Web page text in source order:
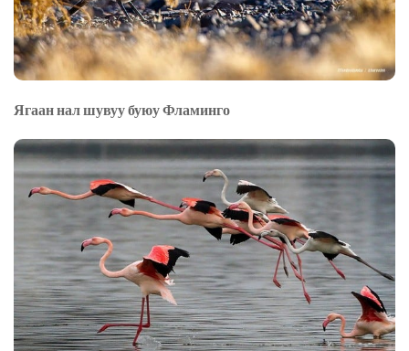
Ягаан нал шувуу буюу Фламинго